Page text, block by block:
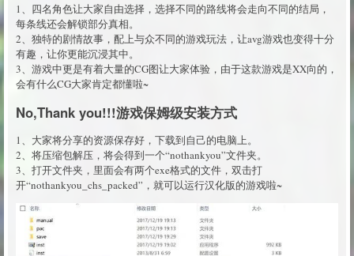
1、四名角色让大家自由选择，选择不同的路线将会走向不同的结局，
每条线还会解锁部分真相。
2、独特的剧情故事，配上与众不同的游戏玩法，让avg游戏也变得十分
有趣，让你更能沉浸其中。
3、游戏中更是有着大量的CG图让大家体验，由于这款游戏是XX向的，
会有什么CG大家肯定都懂啦~
No,Thank you!!!游戏保姆级安装方式
1、大家将分享的资源保存好，下载到自己的电脑上。
2、将压缩包解压，将会得到一个“nothankyou”文件夹。
3、打开文件夹，里面会有两个exe格式的文件，双击打
开“nothankyou_chs_packed”，就可以运行汉化版的游戏啦~